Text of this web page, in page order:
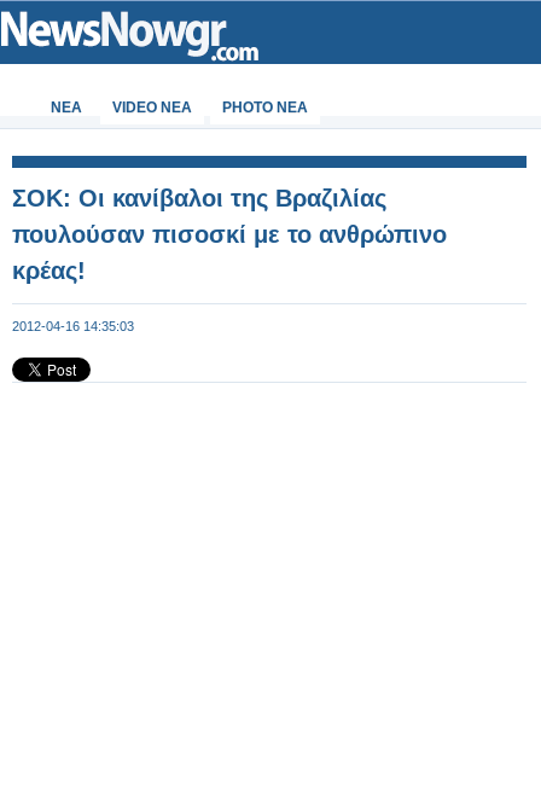
ΝΕΑ VIDEO NEA PHOTO NEA
ΣΟΚ: Οι κανίβαλοι της Βραζιλίας
πουλούσαν πισοσκί με το ανθρώπινο
κρέας!
2012-04-16 14:35:03